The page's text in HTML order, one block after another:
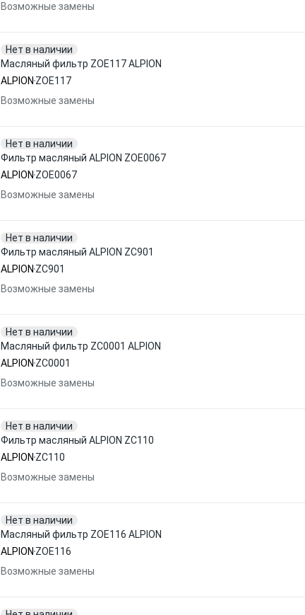
Возможные замены
Нет в наличии
Масляный фильтр ZOE117 ALPION
ALPION ZOE117
Возможные замены
Нет в наличии
Фильтр масляный ALPION ZOE0067
ALPION ZOE0067
Возможные замены
Нет в наличии
Фильтр масляный ALPION ZC901
ALPION ZC901
Возможные замены
Нет в наличии
Масляный фильтр ZC0001 ALPION
ALPION ZC0001
Возможные замены
Нет в наличии
Фильтр масляный ALPION ZC110
ALPION ZC110
Возможные замены
Нет в наличии
Масляный фильтр ZOE116 ALPION
ALPION ZOE116
Возможные замены